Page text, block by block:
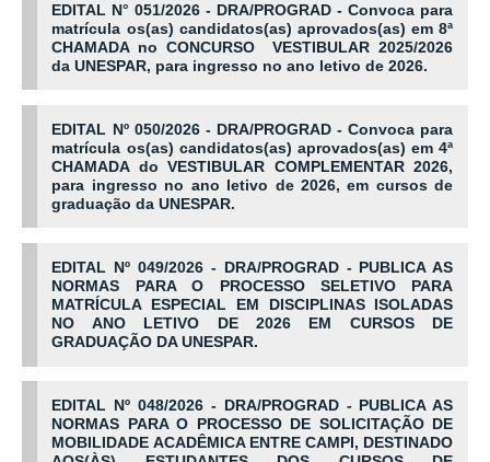
EDITAL N° 051/2026 - DRA/PROGRAD - Convoca para
matrícula os(as) candidatos(as) aprovados(as) em 8ª
CHAMADA no CONCURSO VESTIBULAR 2025/2026
da UNESPAR, para ingresso no ano letivo de 2026.
EDITAL Nº 050/2026 - DRA/PROGRAD - Convoca para
matrícula os(as) candidatos(as) aprovados(as) em 4ª
CHAMADA do VESTIBULAR COMPLEMENTAR 2026,
para ingresso no ano letivo de 2026, em cursos de
graduação da UNESPAR.
EDITAL Nº 049/2026 - DRA/PROGRAD - PUBLICA AS
NORMAS PARA O PROCESSO SELETIVO PARA
MATRÍCULA ESPECIAL EM DISCIPLINAS ISOLADAS
NO ANO LETIVO DE 2026 EM CURSOS DE
GRADUAÇÃO DA UNESPAR.
EDITAL Nº 048/2026 - DRA/PROGRAD - PUBLICA AS
NORMAS PARA O PROCESSO DE SOLICITAÇÃO DE
MOBILIDADE ACADÊMICA ENTRE CAMPI, DESTINADO